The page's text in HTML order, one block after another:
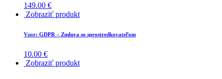
149.00 €
Zobraziť produkt
Vzor: GDPR – Zmluva so sprostredkovateľom
10.00 €
Zobraziť produkt